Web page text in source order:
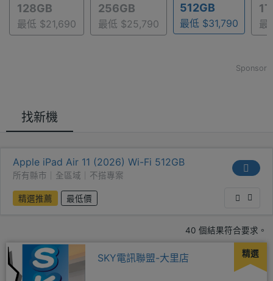
128GB
最低 $21,690
256GB
最低 $25,790
512GB
最低 $31,790 最
Sponsor
找新機
Apple iPad Air 11 (2026) Wi-Fi 512GB
所有縣市｜全區域｜不搭專案
精選推薦 最低價
40 個結果符合要求。
精選
SKY電訊聯盟-大里店